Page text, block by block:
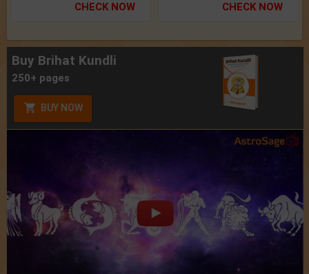
CHECK NOW CHECK NOW
Buy Brihat Kundli
250+ pages
BUY NOW